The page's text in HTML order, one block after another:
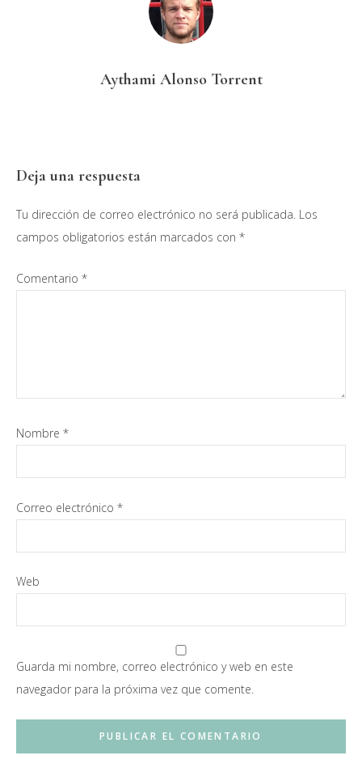
Aythami Alonso Torrent
Interacciones
con
los
Deja una respuesta
Tu dirección de correo electrónico no será publicada. Los
campos obligatorios están marcados con *
Comentario *
Nombre *
Correo electrónico *
Web
Guarda mi nombre, correo electrónico y web en este
navegador para la próxima vez que comente.